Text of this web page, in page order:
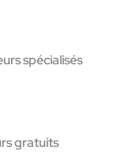
spécialisés
gratuits